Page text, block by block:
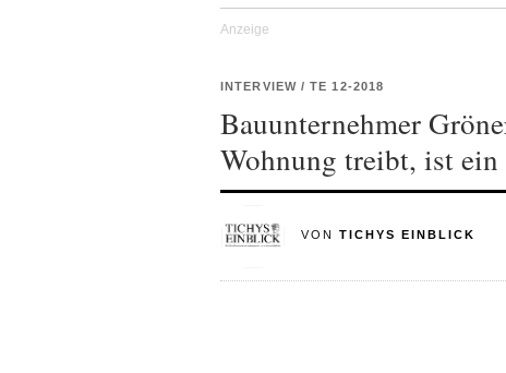
INTERVIEW / TE 12-2018
Bauunternehmer
Wohnung treibt, ist ein
VON TICHYS EINBLICK